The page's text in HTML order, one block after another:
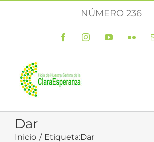
NÚMERO 236
FacebookInstagramYouTubeFlickr
Dar
Inicio Etiqueta:Dar